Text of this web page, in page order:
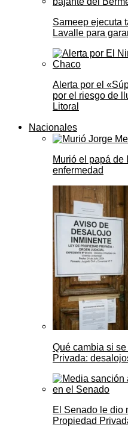
Sameep ejecuta
Lavalle para
Alerta por el
por el riesgo de
Litoral
Nacionales
Murió el papá de
enfermedad
Qué cambia si
Privada:
El Senado le dio
Propiedad